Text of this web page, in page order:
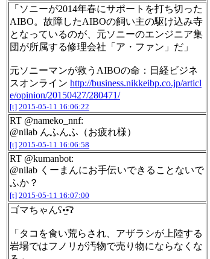
「ソニーが2014年春にサポートを打ち切った
AIBO。故障したAIBOの飼い主の駆け込み寺
となっているのが、元ソニーのエンジニア集
団が所属する修理会社「ア・ファン」だ」
元ソニーマンが救うAIBOの命：日経ビジネ
スオンライン http://business.nikkeibp.co.jp/articl
e/opinion/20150427/280471/
[t] 2015-05-11 16:06:22
RT @nameko_nnf:
@nilab んふんふ（お疲れ様）
[t] 2015-05-11 16:06:58
RT @kumanbot:
@nilab くーまんにお手伝いできることないで
ふか？
[t] 2015-05-11 16:07:00
ゴマちゃんʕ•̫͡•ʔ
「タコを食い荒らされ、アザラシが上陸する
岩場ではフノリが汚物で売り物にならなくな